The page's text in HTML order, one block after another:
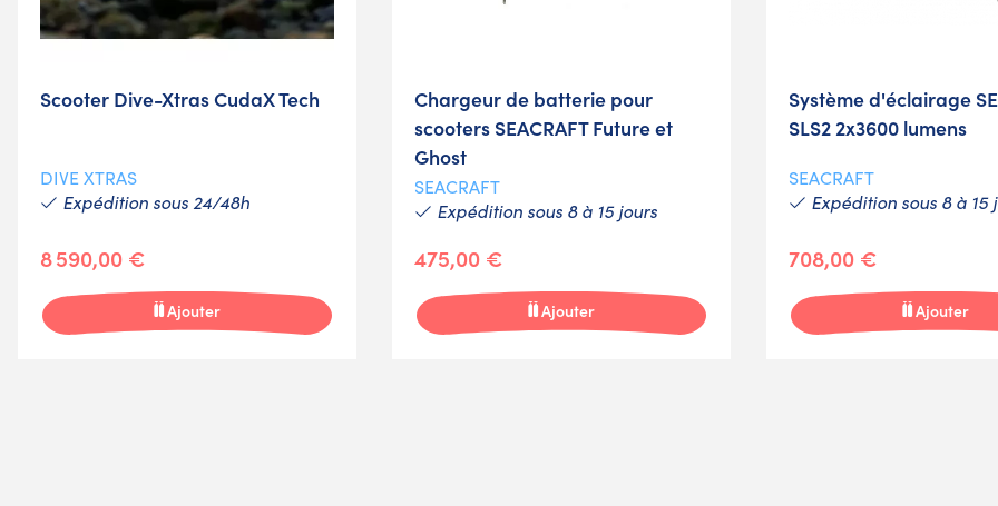
Scooter Dive-Xtras CudaX Tech
DIVE XTRAS
Expédition sous 24/48h
8 590,00 €
Ajouter
Chargeur de batterie pour
scooters SEACRAFT Future et
Ghost
SEACRAFT
Expédition sous 8 à 15 jours
475,00 €
Ajouter
Système d'éclairage
SLS2 2x3600 lumens
SEACRAFT
Expédition sous 8 à 15
708,00 €
Ajouter